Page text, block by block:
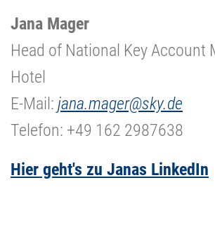
Jana Mager
Head of National Key Account
Hotel
E-Mail: jana.mager@sky.de
Telefon: +49 162 2987638
Hier geht's zu Janas LinkedIn